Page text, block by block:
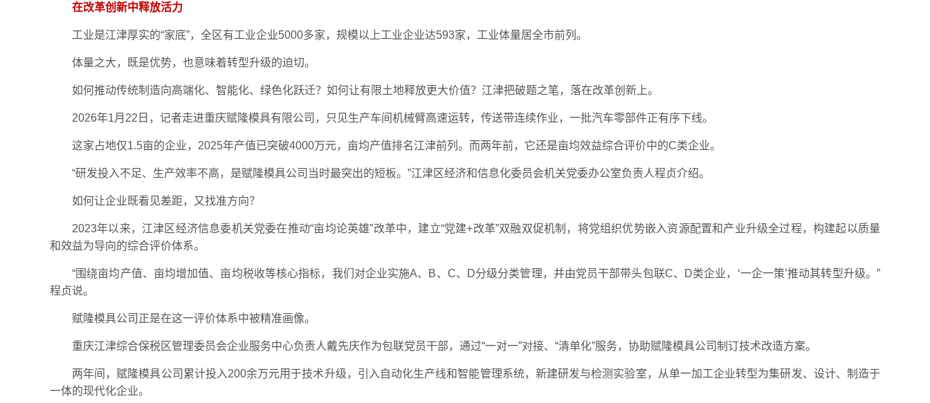
在改革创新中释放活力
工业是江津厚实的“家底”，全区有工业企业5000多家，规模以上工业企业达593家，工业体量居全市前列。
体量之大，既是优势，也意味着转型升级的迫切。
如何推动传统制造向高端化、智能化、绿色化跃迁？如何让有限土地释放更大价值？江津把破题之笔，落在改革创新上。
2026年1月22日，记者走进重庆赋隆模具有限公司，只见生产车间机械臂高速运转，传送带连续作业，一批汽车零部件正有序下线。
这家占地仅1.5亩的企业，2025年产值已突破4000万元，亩均产值排名江津前列。而两年前，它还是亩均效益综合评价中的C类企业。
“研发投入不足、生产效率不高，是赋隆模具公司当时最突出的短板。”江津区经济和信息化委员会机关党委办公室负责人程贞介绍。
如何让企业既看见差距，又找准方向？
2023年以来，江津区经济信息委机关党委在推动“亩均论英雄”改革中，建立“党建+改革”双融双促机制，将党组织优势嵌入资源配置和产业升级全过程，构建起以质量
和效益为导向的综合评价体系。
“围绕亩均产值、亩均增加值、亩均税收等核心指标，我们对企业实施A、B、C、D分级分类管理，并由党员干部带头包联C、D类企业，‘一企一策’推动其转型升级。”
程贞说。
赋隆模具公司正是在这一评价体系中被精准画像。
重庆江津综合保税区管理委员会企业服务中心负责人戴先庆作为包联党员干部，通过“一对一”对接、“清单化”服务，协助赋隆模具公司制订技术改造方案。
两年间，赋隆模具公司累计投入200余万元用于技术升级，引入自动化生产线和智能管理系统，新建研发与检测实验室，从单一加工企业转型为集研发、设计、制造于
一体的现代化企业。